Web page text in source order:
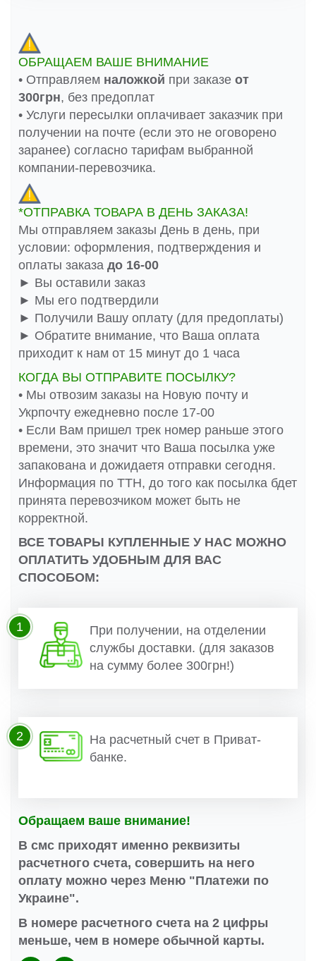
ОБРАЩАЕМ ВАШЕ ВНИМАНИЕ
• Отправляем наложкой при заказе от
300грн, без предоплат
• Услуги пересылки оплачивает заказчик при
получении на почте (если это не оговорено
заранее) согласно тарифам выбранной
компании-перевозчика.
*ОТПРАВКА ТОВАРА В ДЕНЬ ЗАКАЗА!
Мы отправляем заказы День в день, при
условии: оформления, подтверждения и
оплаты заказа до 16-00
► Вы оставили заказ
► Мы его подтвердили
► Получили Вашу оплату (для предоплаты)
► Обратите внимание, что Ваша оплата
приходит к нам от 15 минут до 1 часа
КОГДА ВЫ ОТПРАВИТЕ ПОСЫЛКУ?
• Мы отвозим заказы на Новую почту и
Укрпочту ежедневно после 17-00
• Если Вам пришел трек номер раньше этого
времени, это значит что Ваша посылка уже
запакована и дожидаетя отправки сегодня.
Информация по ТТН, до того как посылка бдет
принята перевозчиком может быть не
корректной.
ВСЕ ТОВАРЫ КУПЛЕННЫЕ У НАС МОЖНО
ОПЛАТИТЬ УДОБНЫМ ДЛЯ ВАС
СПОСОБОМ:
При получении, на отделении
службы доставки. (для заказов
на сумму более 300грн!)
1
На расчетный счет в Приват-
банке.
2
Обращаем ваше внимание!
В смс приходят именно реквизиты
расчетного счета, совершить на него
оплату можно через Меню "Платежи по
Украине".
В номере расчетного счета на 2 цифры
меньше, чем в номере обычной карты.